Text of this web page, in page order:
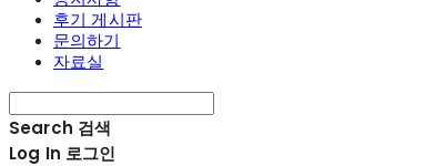
후기 게시판
문의하기
자료실
Search 검색
Log In 로그인